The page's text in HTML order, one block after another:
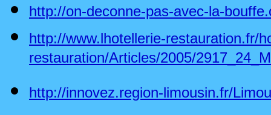
http://on-deconne-pas-avec-la-
http://www.lhotellerie-restauration.fr/
restauration/Articles/2005/
http://innovez.region-limousin.fr/